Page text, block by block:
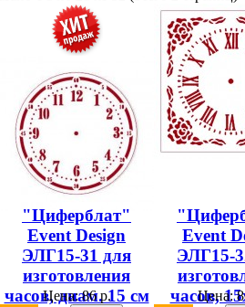
"Циферблат"
Event Design
ЭЛГ15-31 для
изготовления
часов, диам. 15 см
Цена:86 р.
Event
ЭЛГ15-
часов,
Цена: